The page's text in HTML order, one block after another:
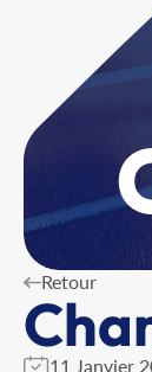
Retour
11 Janvier